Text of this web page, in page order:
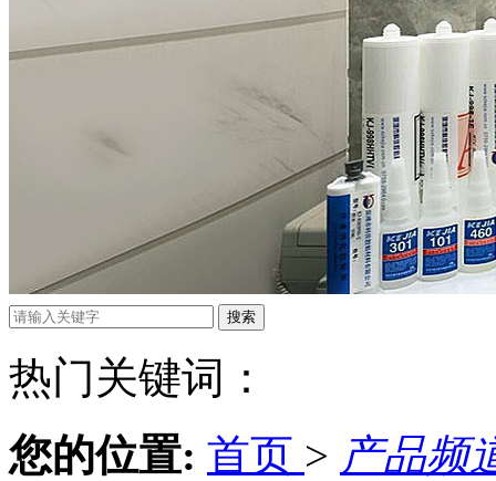
热门关键词：
您的位置: 首页 > 产品频